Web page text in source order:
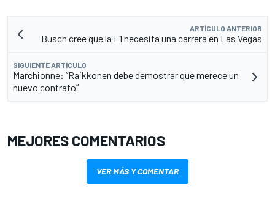
ARTÍCULO ANTERIOR
Busch cree que la F1 necesita una carrera en Las Vegas
SIGUIENTE ARTÍCULO
Marchionne: “Raikkonen debe demostrar que merece un
nuevo contrato”
MEJORES COMENTARIOS
VER MÁS Y COMENTAR